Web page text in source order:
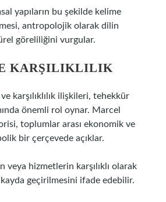
yapıların bu şekilde kelime
antropolojik olarak dilin
göreliliğini vurgular.
KARŞILIKLILIK
karşılıklılık ilişkileri, tehekkür
önemli rol oynar. Marcel
toplumlar arası ekonomik ve
bir çerçevede açıklar.
veya hizmetlerin karşılıklı olarak
geçirilmesini ifade edebilir.